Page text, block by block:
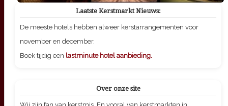
Laatste Kerstmarkt Nieuws:
De meeste hotels hebben alweer kerstarrangementen voor
november en december.
Boek tijdig een lastminute hotel aanbieding.
Over onze site